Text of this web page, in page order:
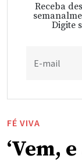
Receba
Digite
E-mail
FÉ VIVA
‘Vem,